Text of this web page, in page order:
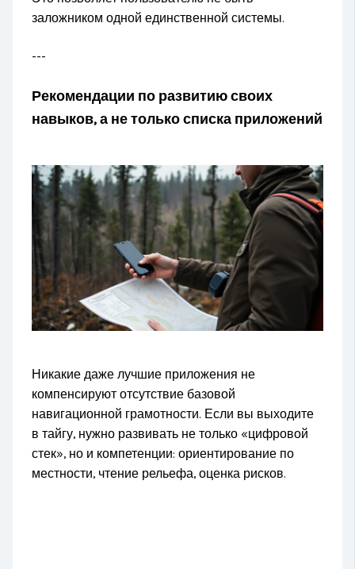
заложником одной единственной системы.
---
Рекомендации по развитию своих
навыков, а не только списка приложений
Никакие даже лучшие приложения не
компенсируют отсутствие базовой
навигационной грамотности. Если вы выходите
в тайгу, нужно развивать не только «цифровой
стек», но и компетенции: ориентирование по
местности, чтение рельефа, оценка рисков.